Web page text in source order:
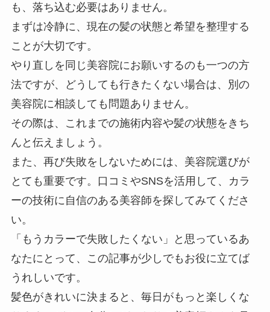
も、落ち込む必要はありません。
まずは冷静に、現在の髪の状態と希望を整理する
ことが大切です。
やり直しを同じ美容院にお願いするのも一つの方
法ですが、どうしても行きたくない場合は、別の
美容院に相談しても問題ありません。
その際は、これまでの施術内容や髪の状態をきち
んと伝えましょう。
また、再び失敗をしないためには、美容院選びが
とても重要です。口コミやSNSを活用して、カラ
ーの技術に自信のある美容師を探してみてくださ
い。
「もうカラーで失敗したくない」と思っているあ
なたにとって、この記事が少しでもお役に立てば
うれしいです。
髪色がきれいに決まると、毎日がもっと楽しくな